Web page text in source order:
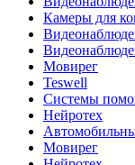
Камеры для
Мовирег
Teswell
Системы
Нейротех
Мовирег